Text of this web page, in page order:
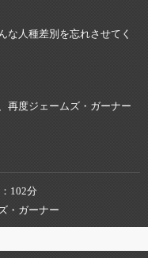
な人種差別を忘れさせてく
再度ジェームズ・ガーナー
102分
・ガーナー